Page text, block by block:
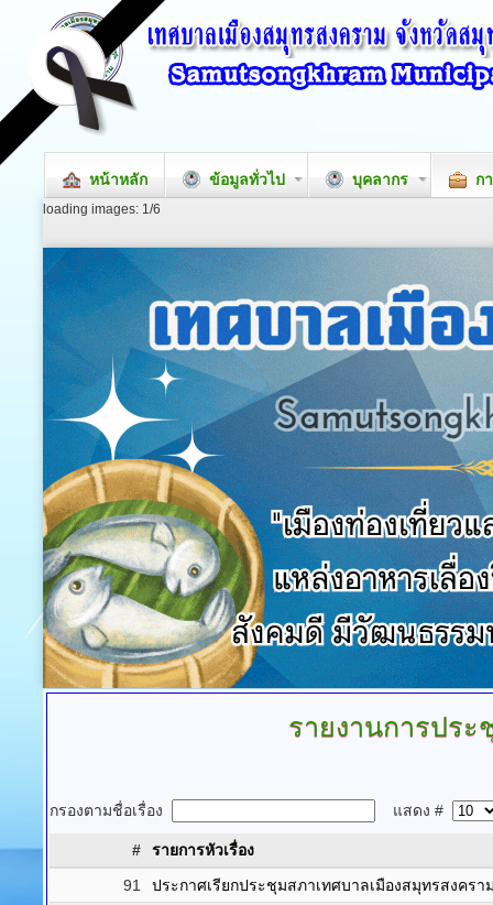
หน้าหลัก ข้อมูลทั่วไป บุคลากร ก
loading images: 1/6
รายงานการปร
กรองตามชื่อเรื่อง แสดง #
#
รายการหัวเรื่อง
91
ประกาศเรียกประชุมสภาเทศบาลเมืองสมุทรสงค